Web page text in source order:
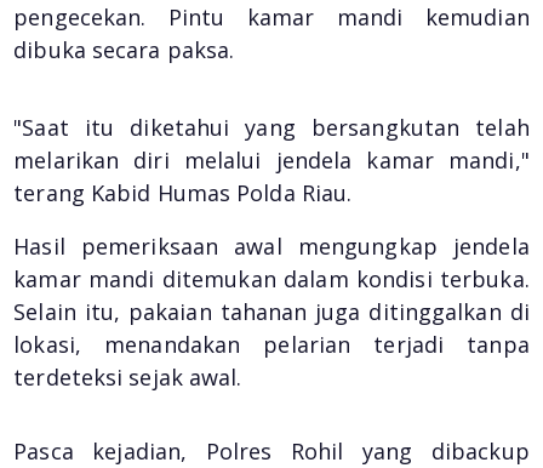
pengecekan. Pintu kamar mandi kemudian
dibuka secara paksa.
"Saat itu diketahui yang bersangkutan telah
melarikan diri melalui jendela kamar mandi,"
terang Kabid Humas Polda Riau.
Hasil pemeriksaan awal mengungkap jendela
kamar mandi ditemukan dalam kondisi terbuka.
Selain itu, pakaian tahanan juga ditinggalkan di
lokasi, menandakan pelarian terjadi tanpa
terdeteksi sejak awal.
Pasca kejadian, Polres Rohil yang dibackup